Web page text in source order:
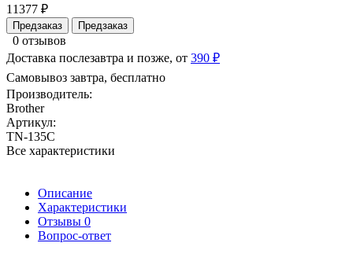
11377 ₽
Предзаказ Предзаказ
0 отзывов
Доставка послезавтра и позже, от 390 ₽
Самовывоз завтра, бесплатно
Производитель:
Brother
Артикул:
TN-135С
Все характеристики
Описание
Характеристики
Отзывы 0
Вопрос-ответ